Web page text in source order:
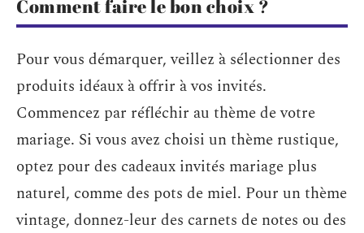
Comment faire le bon choix ?
Pour vous démarquer, veillez à sélectionner des
produits idéaux à offrir à vos invités.
Commencez par réfléchir au thème de votre
mariage. Si vous avez choisi un thème rustique,
optez pour des cadeaux invités mariage plus
naturel, comme des pots de miel. Pour un thème
vintage, donnez-leur des carnets de notes ou des